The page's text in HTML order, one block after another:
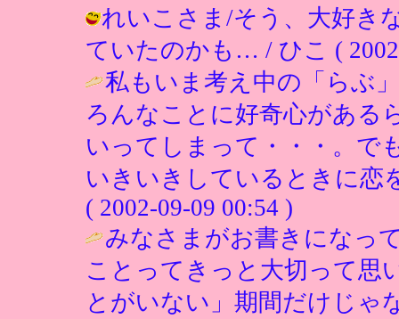
れいこさま/そう、大好き
ていたのかも… / ひこ (
私もいま考え中の「らぶ
ろんなことに好奇心がある
いってしまって・・・。で
いきいきしているときに恋
( 2002-09-09 00:54 )
みなさまがお書きになっ
ことってきっと大切って思
とがいない」期間だけじゃ